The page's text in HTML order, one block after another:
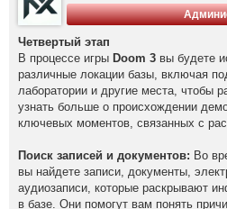
Четвертый этап
В процессе игры Doom 3 вы будете
различные локации базы, включая
лаборатории и другие места, чтобы
узнать больше о происхождении
ключевых моментов, связанных с
Поиск записей и документов: Во
вы найдете записи, документы,
аудиозаписи, которые раскрывают
в базе. Они помогут вам понять